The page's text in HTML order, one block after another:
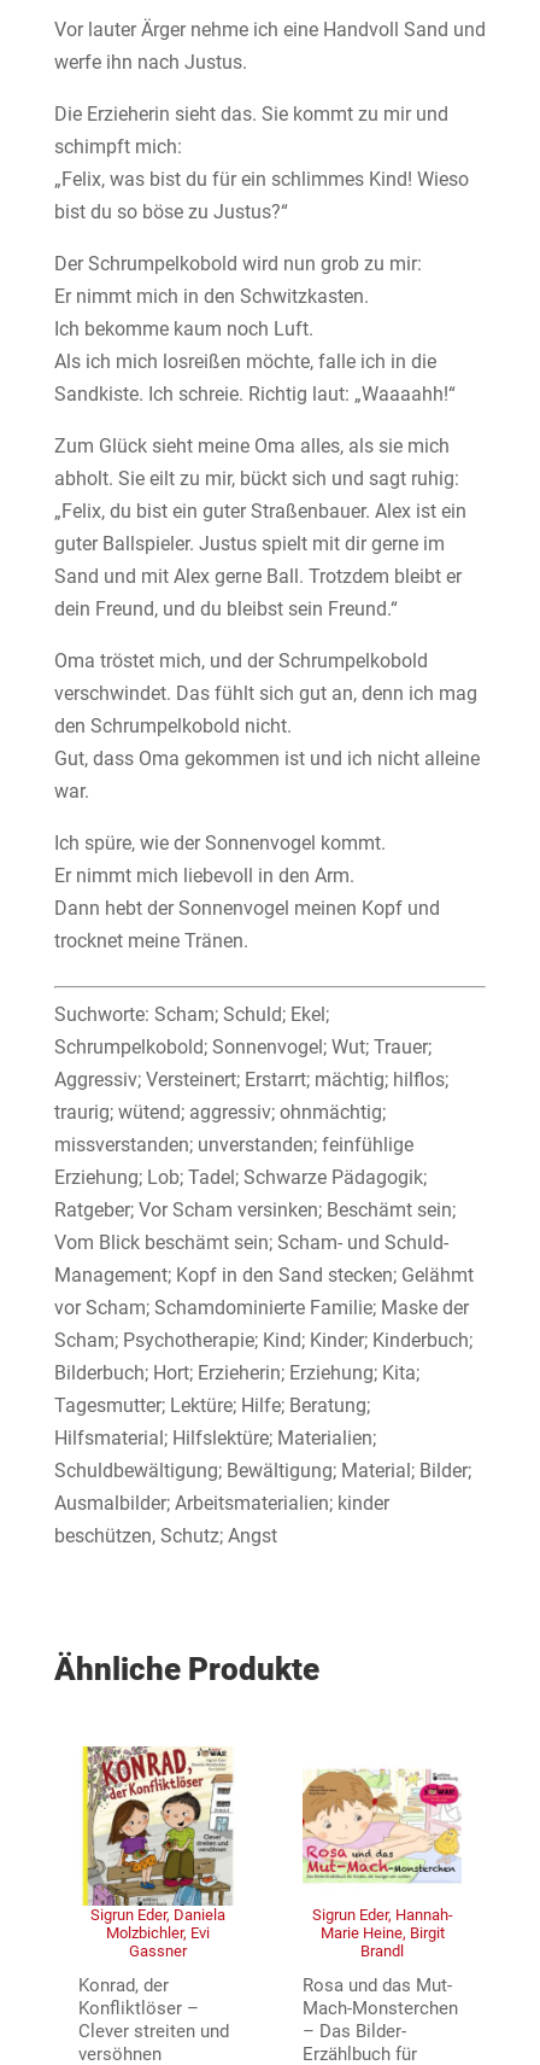
Vor lauter Ärger nehme ich eine Handvoll Sand und
werfe ihn nach Justus.
Die Erzieherin sieht das. Sie kommt zu mir und
schimpft mich:
„Felix, was bist du für ein schlimmes Kind! Wieso
bist du so böse zu Justus?“
Der Schrumpelkobold wird nun grob zu mir:
Er nimmt mich in den Schwitzkasten.
Ich bekomme kaum noch Luft.
Als ich mich losreißen möchte, falle ich in die
Sandkiste. Ich schreie. Richtig laut: „Waaaahh!“
Zum Glück sieht meine Oma alles, als sie mich
abholt. Sie eilt zu mir, bückt sich und sagt ruhig:
„Felix, du bist ein guter Straßenbauer. Alex ist ein
guter Ballspieler. Justus spielt mit dir gerne im
Sand und mit Alex gerne Ball. Trotzdem bleibt er
dein Freund, und du bleibst sein Freund.“
Oma tröstet mich, und der Schrumpelkobold
verschwindet. Das fühlt sich gut an, denn ich mag
den Schrumpelkobold nicht.
Gut, dass Oma gekommen ist und ich nicht alleine
war.
Ich spüre, wie der Sonnenvogel kommt.
Er nimmt mich liebevoll in den Arm.
Dann hebt der Sonnenvogel meinen Kopf und
trocknet meine Tränen.
Suchworte: Scham; Schuld; Ekel;
Schrumpelkobold; Sonnenvogel; Wut; Trauer;
Aggressiv; Versteinert; Erstarrt; mächtig; hilflos;
traurig; wütend; aggressiv; ohnmächtig;
missverstanden; unverstanden; feinfühlige
Erziehung; Lob; Tadel; Schwarze Pädagogik;
Ratgeber; Vor Scham versinken; Beschämt sein;
Vom Blick beschämt sein; Scham- und Schuld-
Management; Kopf in den Sand stecken; Gelähmt
vor Scham; Schamdominierte Familie; Maske der
Scham; Psychotherapie; Kind; Kinder; Kinderbuch;
Bilderbuch; Hort; Erzieherin; Erziehung; Kita;
Tagesmutter; Lektüre; Hilfe; Beratung;
Hilfsmaterial; Hilfslektüre; Materialien;
Schuldbewältigung; Bewältigung; Material; Bilder;
Ausmalbilder; Arbeitsmaterialien; kinder
beschützen, Schutz; Angst
Ähnliche Produkte
Sigrun Eder, Daniela
Molzbichler, Evi
Gassner
Konrad, der
Konfliktlöser –
Clever streiten und
versöhnen
Sigrun Eder, Hannah-
Marie Heine, Birgit
Brandl
Rosa und das Mut-
Mach-Monsterchen
– Das Bilder-
Erzählbuch für